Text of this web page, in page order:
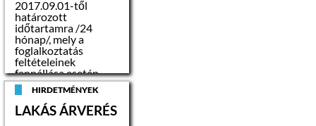
2017.09.01-től
határozott
időtartamra /24
hónap/, mely a
foglalkoztatás
feltételeinek
fennállása esetén
meghosszabbítható.
Bérezés: Bruttó
HIRDETMÉNYEK
LAKÁS ÁRVERÉS